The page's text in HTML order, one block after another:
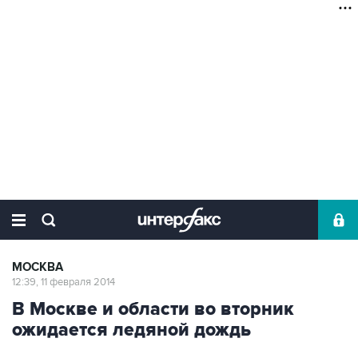
МОСКВА
12:39, 11 февраля 2014
В Москве и области во вторник
ожидается ледяной дождь